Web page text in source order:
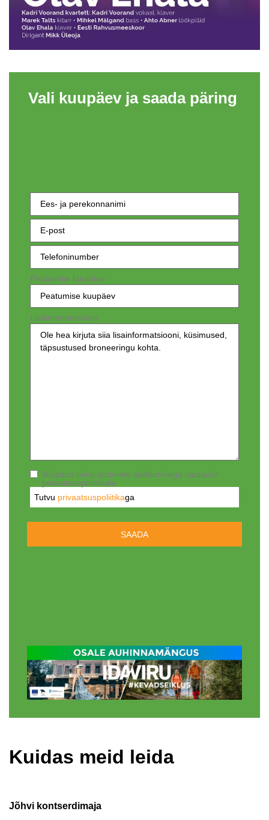
Vali kuupäev ja saada päring
perekonnanimi
E-
post(nõutav)
Telefoninumber(nõutav)
Peatumise kuupäev
Lisainformatsioon
Nõustun minu andmete säilitamisega vastavalt
privaatsuspoliitikale
Tutvu privaatsuspoliitikaga
Kuidas meid leida
Jõhvi kontserdimaja